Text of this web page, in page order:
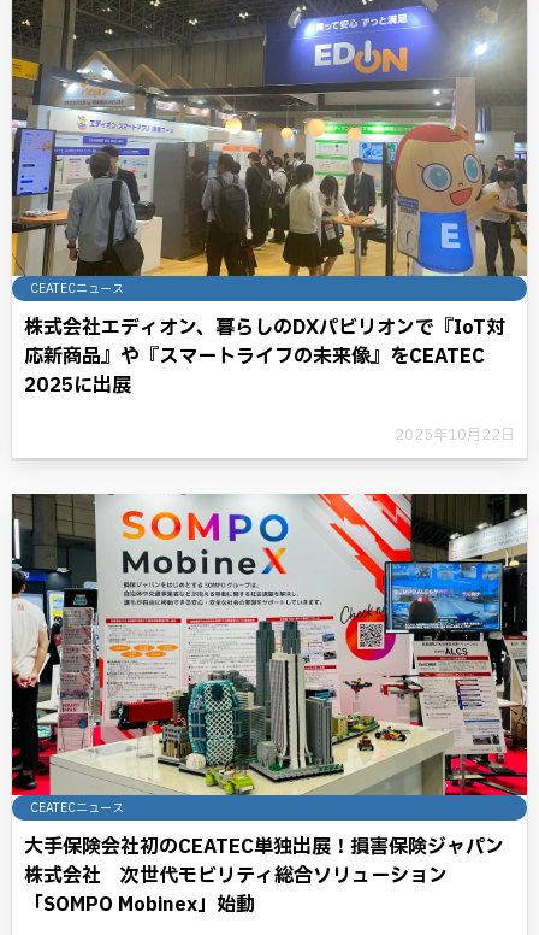
CEATECニュース
株式会社エディオン、暮らしのDXパビリオンで『IoT対
応新商品』や『スマートライフの未来像』をCEATEC
2025に出展
2025年10月22日
CEATECニュース
大手保険会社初のCEATEC単独出展！損害保険ジャパン
株式会社 次世代モビリティ総合ソリューション
「SOMPO Mobinex」始動